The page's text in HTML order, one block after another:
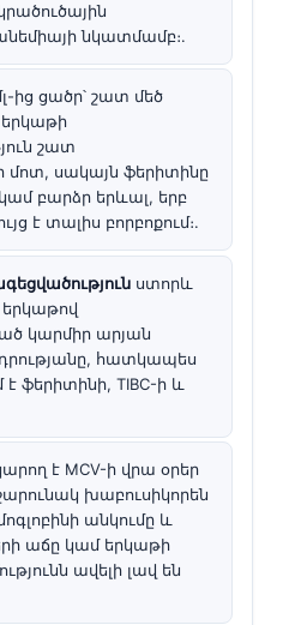
նկատմամբ։.
ից ցածր՝ շատ մեծ
երկաթի
շատ
մոտ, սակայն ֆերիտինը
բարձր երևալ, երբ
է տալիս բորբոքում։.
ստորև
երկաթով
կարմիր արյան
հատկապես
է ֆերիտինի, TIBC-ի և
է MCV-ի վրա օրեր
խաբուսիկորեն
անկումը և
աճը կամ երկաթի
ավելի լավ են